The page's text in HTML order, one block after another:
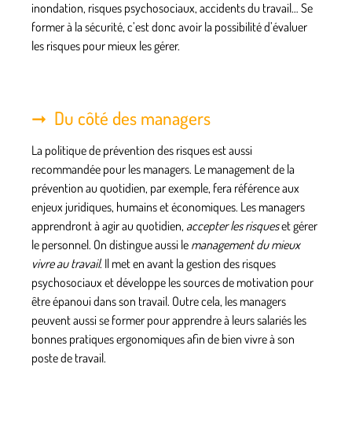
inondation, risques psychosociaux, accidents du travail… Se
former à la sécurité, c’est donc avoir la possibilité d’évaluer
les risques pour mieux les gérer.
Du côté des managers
La politique de prévention des risquesest aussi
recommandée pour les managers. Le management de la
prévention au quotidien, par exemple, fera référence aux
enjeux juridiques, humains et économiques. Les managers
apprendront à agir au quotidien, accepter les risqueset gérer
le personnel. On distingue aussi le management du mieux
vivre au travail. Il met en avant la gestion des risques
psychosociaux et développe les sources de motivation pour
être épanoui dans son travail. Outre cela, les managers
peuvent aussi se former pour apprendre à leurs salariés les
bonnes pratiques ergonomiquesafin de bien vivre à son
poste de travail.